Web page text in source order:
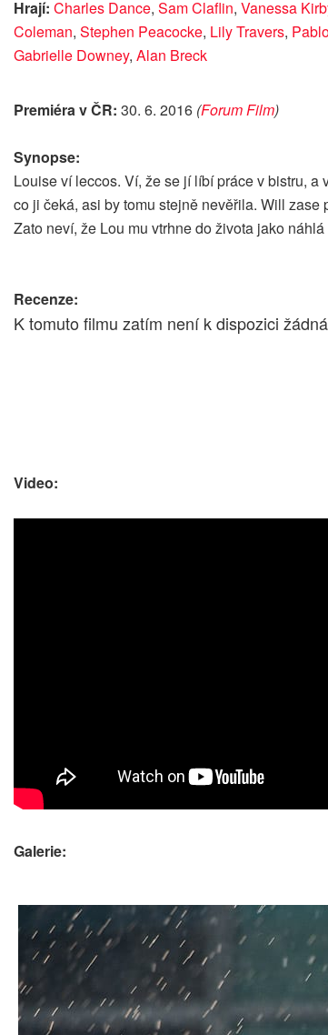
Hrají: Charles Dance, Sam Claflin, Vanessa
Coleman, Stephen Peacocke, Lily Travers,
Gabrielle Downey, Alan Breck
Premiéra v ČR: 30. 6. 2016 (Forum Film)
Synopse:
Louise ví leccos. Ví, že se jí líbí práce v bistru,
co ji čeká, asi by tomu stejně nevěřila. Will
Zato neví, že Lou mu vtrhne do života jako
Recenze:
K tomuto filmu zatím není k dispozici
Video:
Galerie: